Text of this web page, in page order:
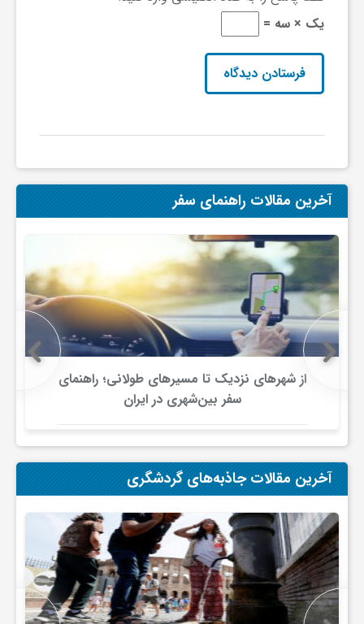
یک × سه =
آخرین مقالات راهنمای سفر
از شهرهای نزدیک تا مسیرهای طولانی؛ راهنمای
سفر بین‌شهری در ایران
آخرین مقالات جاذبه‌های گردشگری